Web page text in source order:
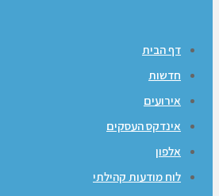
דף הבית
חדשות
אירועים
אינדקס העסקים
אלפון
לוח מודעות קהילתי